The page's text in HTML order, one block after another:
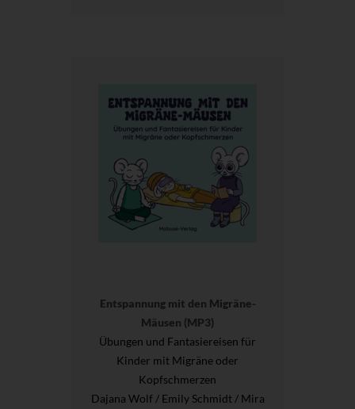
Entspannung mit den Migräne-
Mäusen (MP3)
Übungen und Fantasiereisen für
Kinder mit Migräne oder
Kopfschmerzen
Dajana Wolf / Emily Schmidt / Mira